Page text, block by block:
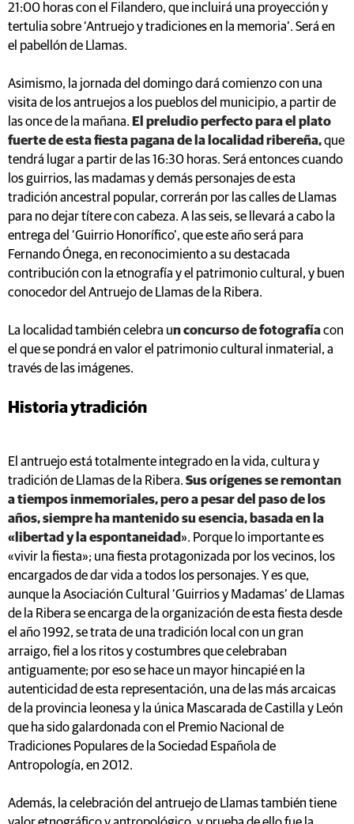
21:00 horas con el Filandero, que incluirá una proyección y
tertulia sobre ‘Antruejo y tradiciones en la memoria’. Será en
el pabellón de Llamas.
Asimismo, la jornada del domingo dará comienzo con una
visita de los antruejos a los pueblos del municipio, a partir de
las once de la mañana. El preludio perfecto para el plato
fuerte de esta fiesta pagana de la localidad ribereña,que
tendrá lugar a partir de las 16:30 horas. Será entonces cuando
los guirrios, las madamas y demás personajes de esta
tradición ancestral popular, correrán por las calles de Llamas
para no dejar títere con cabeza. A las seis, se llevará a cabo la
entrega del ‘Guirrio Honorífico’, que este año será para
Fernando Ónega, en reconocimiento a su destacada
contribución con la etnografía y el patrimonio cultural, y buen
conocedor del Antruejo de Llamas de la Ribera.
La localidad también celebra un concurso de fotografíacon
el que se pondrá en valor el patrimonio cultural inmaterial, a
través de las imágenes.
Historia ytradición
El antruejo está totalmente integrado en la vida, cultura y
tradición de Llamas de la Ribera. Sus orígenes se remontan
a tiempos inmemoriales, pero a pesar del paso de los
años, siempre ha mantenido su esencia, basada en la
«libertad y la espontaneidad ». Porque lo importante es
«vivir la fiesta»; una fiesta protagonizada por los vecinos, los
encargados de dar vida a todos los personajes. Y es que,
aunque la Asociación Cultural ‘Guirrios y Madamas’ de Llamas
de la Ribera se encarga de la organización de esta fiesta desde
el año 1992, se trata de una tradición local con un gran
arraigo, fiel a los ritos y costumbres que celebraban
antiguamente; por eso se hace un mayor hincapié en la
autenticidad de esta representación, una de las más arcaicas
de la provincia leonesa y la única Mascarada de Castilla y León
que ha sido galardonada con el Premio Nacional de
Tradiciones Populares de la Sociedad Española de
Antropología, en 2012.
Además, la celebración del antruejo de Llamas también tiene